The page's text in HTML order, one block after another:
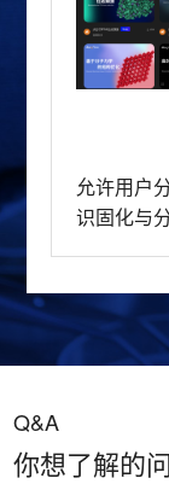
允许用户
识固化与
Q&A
你想了解的